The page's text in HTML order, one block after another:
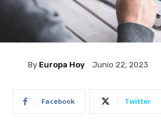
By Europa Hoy Junio 22, 2023
Facebook Twitter